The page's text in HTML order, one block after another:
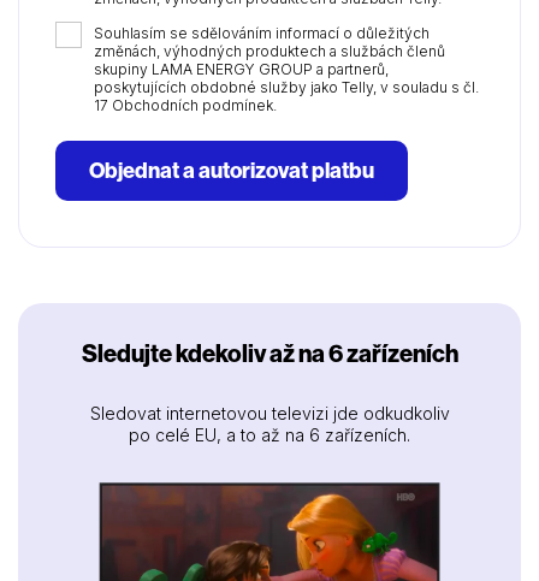
Souhlasím se sdělováním informací o důležitých
změnách, výhodných produktech a službách členů
skupiny LAMA ENERGY GROUP a partnerů,
poskytujících obdobné služby jako Telly, v souladu s čl.
17 Obchodních podmínek.
Objednat a autorizovat platbu
Sledujte kdekoliv až na 6 zařízeních
Sledovat internetovou televizi jde odkudkoliv
po celé EU, a to až na 6 zařízeních.